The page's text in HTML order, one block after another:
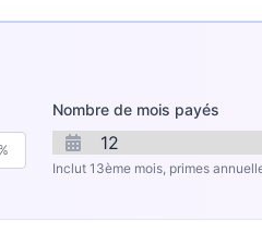
Nombre de mois payés
Inclut 13ème mois, primes